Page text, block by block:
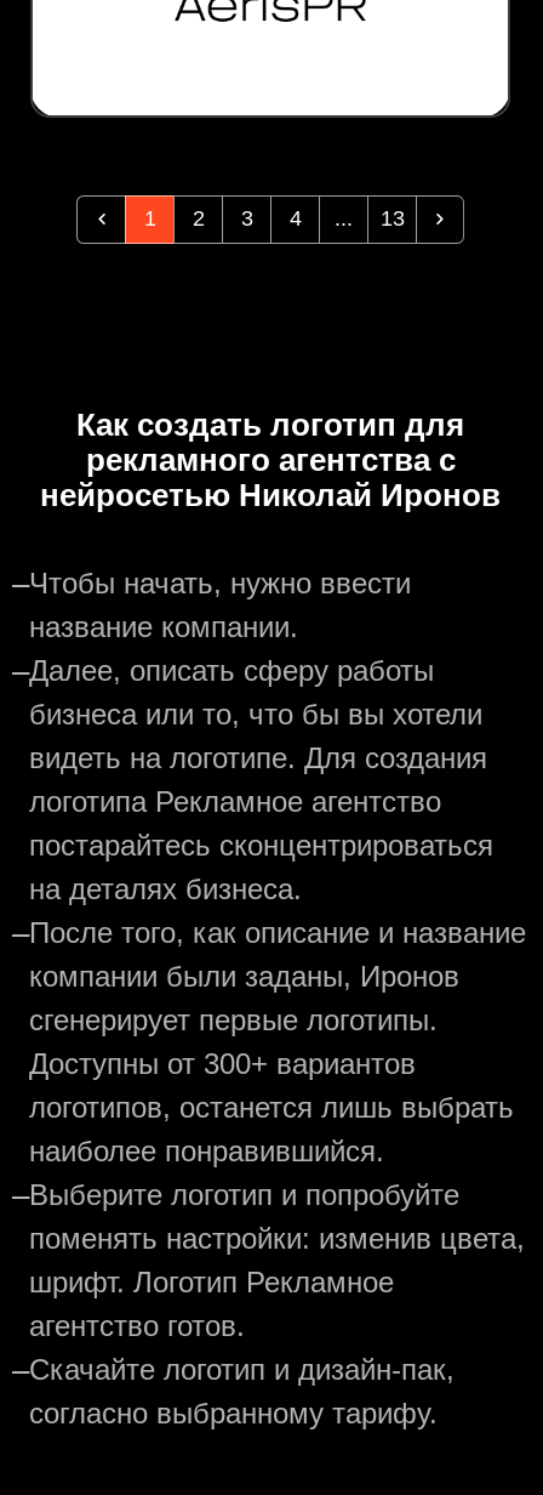
1 2 3 4 ... 13
Как создать логотип для
рекламного агентства с
нейросетью Николай Иронов
—Чтобы начать, нужно ввести
название компании.
—Далее, описать сферу работы
бизнеса или то, что бы вы хотели
видеть на логотипе. Для создания
логотипа Рекламное агентство
постарайтесь сконцентрироваться
на деталях бизнеса.
—После того, как описание и название
компании были заданы, Иронов
сгенерирует первые логотипы.
Доступны от 300+ вариантов
логотипов, останется лишь выбрать
наиболее понравившийся.
—Выберите логотип и попробуйте
поменять настройки: изменив цвета,
шрифт. Логотип Рекламное
агентство готов.
—Скачайте логотип и дизайн-пак,
согласно выбранному тарифу.